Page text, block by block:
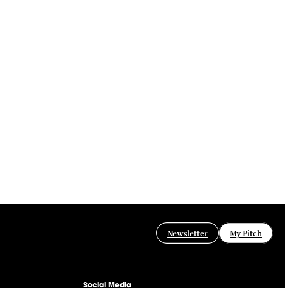
Newsletter My Pitch
Social Media